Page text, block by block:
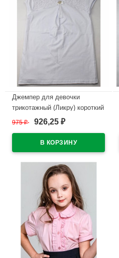
Джемпер для девочки
трикотажный (Ликру) короткий
рукав цвет белый арт.0237
32/128-40/158
975₽ 926,25 ₽